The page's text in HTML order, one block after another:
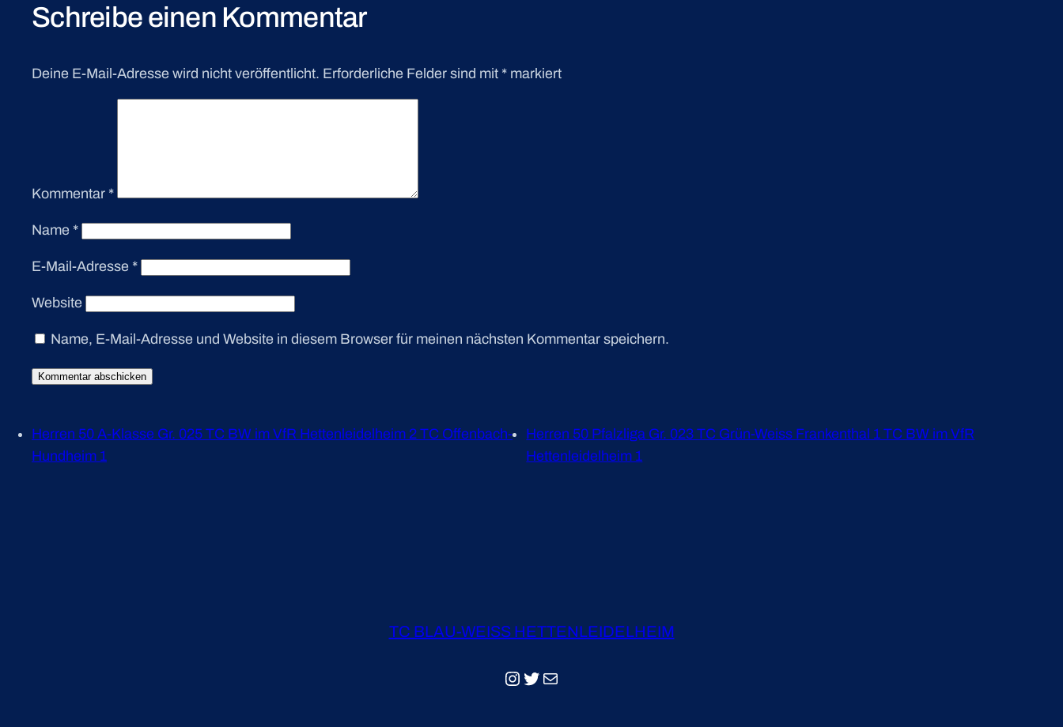
Schreibe einen Kommentar
Deine E-Mail-Adresse wird nicht veröffentlicht. Erforderliche Felder sind mit * markiert
Kommentar *
Name *
E-Mail-Adresse *
Website
Name, E-Mail-Adresse und Website in diesem Browser für meinen nächsten Kommentar speichern.
Herren 50 A-Klasse Gr. 025 TC BW im VfR Hettenleidelheim 2 TC Offenbach-
Hundheim 1
Herren 50 Pfalzliga Gr. 023 TC Grün-Weiss Frankenthal 1 TC BW im VfR
Hettenleidelheim 1
TC BLAU-WEISS HETTENLEIDELHEIM
Instagram
Twitter
E-Mail